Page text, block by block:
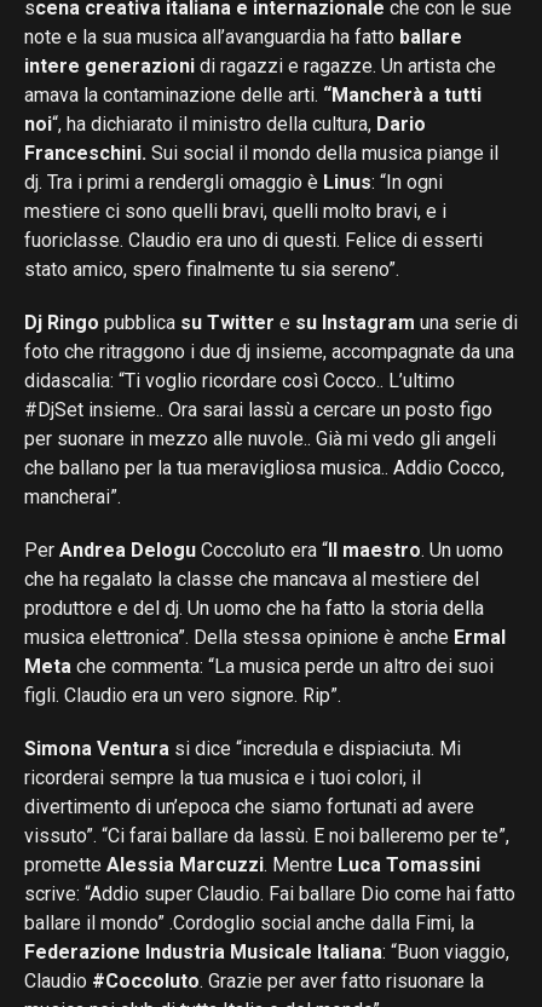
scena creativa italiana e internazionale che con le sue
note e la sua musica all’avanguardia ha fatto ballare
intere generazioni di ragazzi e ragazze. Un artista che
amava la contaminazione delle arti. “Mancherà a tutti
noi“, ha dichiarato il ministro della cultura, Dario
Franceschini. Sui social il mondo della musica piange il
dj. Tra i primi a rendergli omaggio è Linus: “In ogni
mestiere ci sono quelli bravi, quelli molto bravi, e i
fuoriclasse. Claudio era uno di questi. Felice di esserti
stato amico, spero finalmente tu sia sereno”.
Dj Ringo pubblica su Twitter e su Instagram una serie di
foto che ritraggono i due dj insieme, accompagnate da una
didascalia: “Ti voglio ricordare così Cocco.. L’ultimo
#DjSet insieme.. Ora sarai lassù a cercare un posto figo
per suonare in mezzo alle nuvole.. Già mi vedo gli angeli
che ballano per la tua meravigliosa musica.. Addio Cocco,
mancherai”.
Per Andrea Delogu Coccoluto era “ Il maestro. Un uomo
che ha regalato la classe che mancava al mestiere del
produttore e del dj. Un uomo che ha fatto la storia della
musica elettronica”. Della stessa opinione è anche Ermal
Meta che commenta: “La musica perde un altro dei suoi
figli. Claudio era un vero signore. Rip”.
Simona Ventura si dice “incredula e dispiaciuta. Mi
ricorderai sempre la tua musica e i tuoi colori, il
divertimento di un’epoca che siamo fortunati ad avere
vissuto”. “Ci farai ballare da lassù. E noi balleremo per te”,
promette Alessia Marcuzzi. Mentre Luca Tomassini
scrive: “Addio super Claudio. Fai ballare Dio come hai fatto
ballare il mondo” .Cordoglio social anche dalla Fimi, la
Federazione Industria Musicale Italiana: “Buon viaggio,
Claudio #Coccoluto. Grazie per aver fatto risuonare la